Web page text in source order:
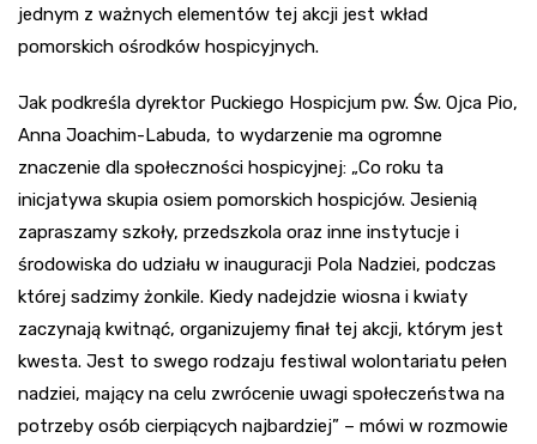
jednym z ważnych elementów tej akcji jest wkład
pomorskich ośrodków hospicyjnych.
Jak podkreśla dyrektor Puckiego Hospicjum pw. Św. Ojca Pio,
Anna Joachim-Labuda, to wydarzenie ma ogromne
znaczenie dla społeczności hospicyjnej: „Co roku ta
inicjatywa skupia osiem pomorskich hospicjów. Jesienią
zapraszamy szkoły, przedszkola oraz inne instytucje i
środowiska do udziału w inauguracji Pola Nadziei, podczas
której sadzimy żonkile. Kiedy nadejdzie wiosna i kwiaty
zaczynają kwitnąć, organizujemy finał tej akcji, którym jest
kwesta. Jest to swego rodzaju festiwal wolontariatu pełen
nadziei, mający na celu zwrócenie uwagi społeczeństwa na
potrzeby osób cierpiących najbardziej” – mówi w rozmowie